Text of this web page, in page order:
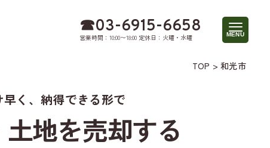
☎︎03-6915-6658
営業時間：10:00〜18:00 定休日：火曜・水曜
TOP >和光市
く、納得できる形で
地を売却する